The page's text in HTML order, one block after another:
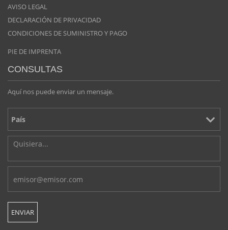
AVISO LEGAL
DECLARACIÓN DE PRIVACIDAD
CONDICIONES DE SUMINISTRO Y PAGO
PIE DE IMPRENTA
CONSULTAS
Aquí nos puede enviar un mensaje.